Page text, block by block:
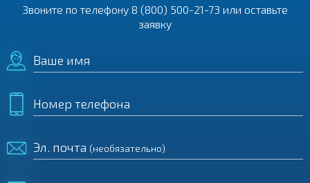
Звоните по телефону 8 (800) 500-21-73 или оставьте
заявку
Ваше имя
Номер телефона
Эл. почта (необязательно)